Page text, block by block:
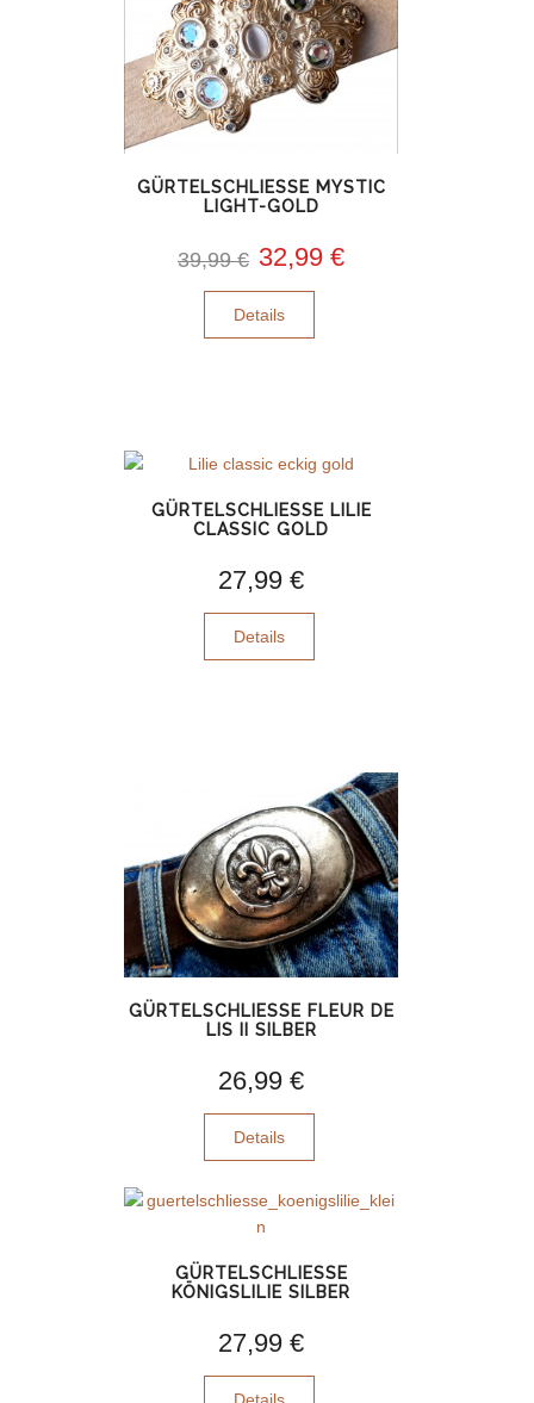
GÜRTELSCHLIESSE MYSTIC L
IGHT-GOLD
39,99 € 32,99 €
Details
GÜRTELSCHLIESSE LILIE C
LASSIC GOLD
27,99 €
Details
GÜRTELSCHLIESSE FLEUR DE L
IS II SILBER
26,99 €
Details
GÜRTELSCHLIESSE K
ÖNIGSLILIE SILBER
27,99 €